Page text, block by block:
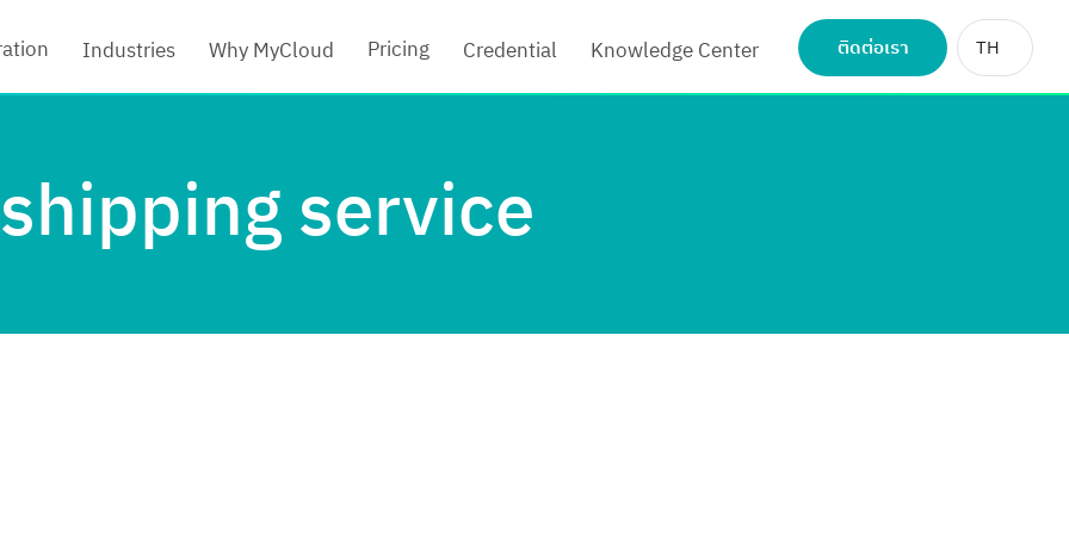
Industries Why MyCloud Pricing Credential Knowledge Center ติดต่อเรา TH
shipping service